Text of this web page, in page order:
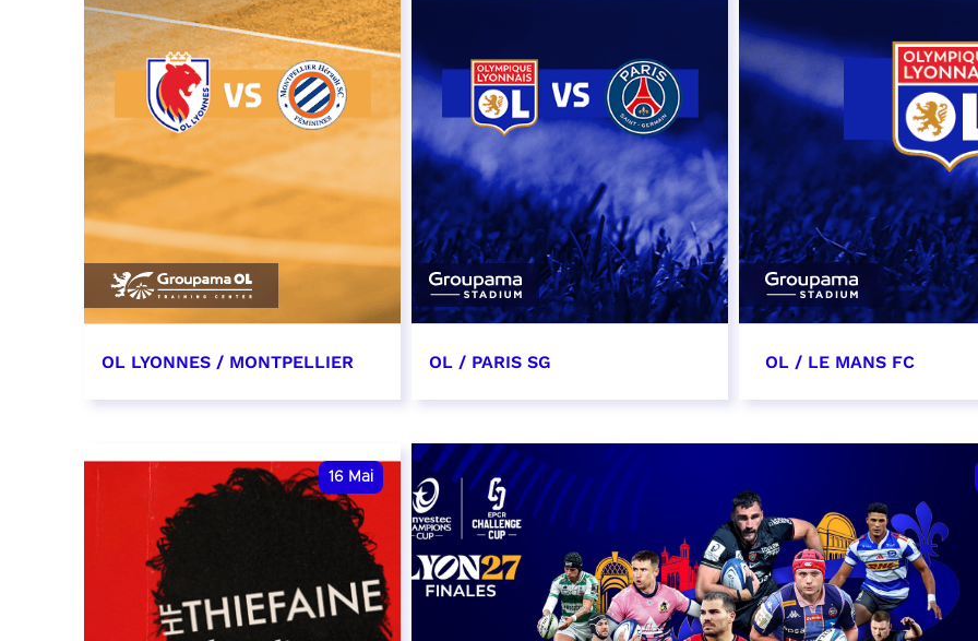
OL LYONNES / MONTPELLIER OL / PARIS SG
date et heure à confirmer
RÉSERVER
OL / LE MANS FC
date et heure à
RÉSERVER
16 Mai